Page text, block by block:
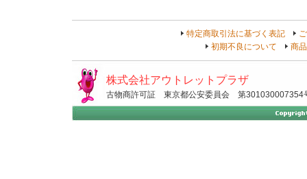
特定商取引法に基づく表記
初期不良について
商
株式会社アウトレットプラザ
古物商許可証 東京都公安委員会 第301030007354